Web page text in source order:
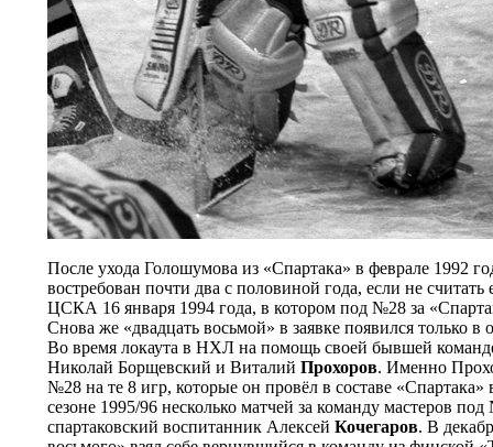
После ухода Голошумова из «Спартака» в феврале 1992
востребован почти два с половиной года, если не считать
ЦСКА 16 января 1994 года, в котором под №28 за
Снова же «двадцать восьмой» в заявке появился только в
Во время локаута в НХЛ на помощь своей бывшей
Николай Борщевский и Виталий Прохоров. Именно
№28 на те 8 игр, которые он провёл в составе
сезоне 1995/96 несколько матчей за команду мастеров
спартаковский воспитанник Алексей Кочегаров. В